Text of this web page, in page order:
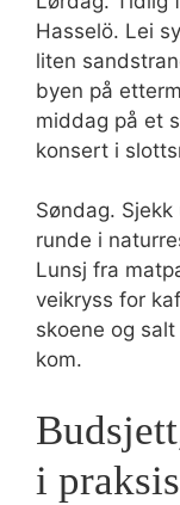
Hasselö. Lei
liten
byen på
middag på et
konsert i
Søndag.
runde i
Lunsj fra
veikryss for
skoene og
kom.
i praksis